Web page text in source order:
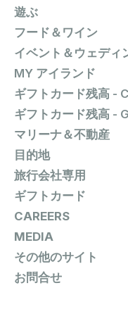
遊ぶ
フード＆ワイン
イベント＆ウェディ
MY アイランド
ギフトカード残高 -
ギフトカード残高 -
マリーナ＆不動産
目的地
旅行会社専用
ギフトカード
CAREERS
MEDIA
その他のサイト
お問合せ